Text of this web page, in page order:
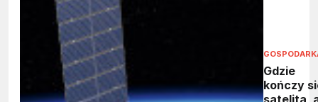
Gdzie
kończy
satelita,